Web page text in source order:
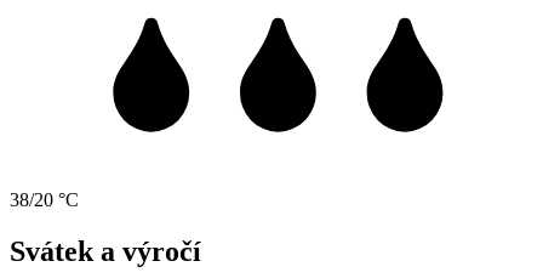
38/20 °C
Svátek a výročí